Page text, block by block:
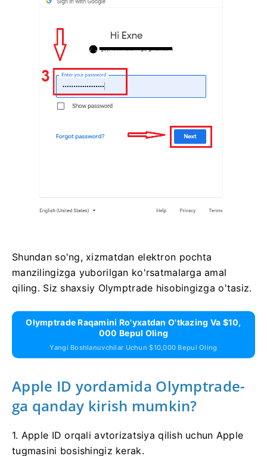
Shundan so'ng, xizmatdan elektron pochta
manzilingizga yuborilgan ko'rsatmalarga amal
qiling. Siz shaxsiy Olymptrade hisobingizga o'tasiz.
Olymptrade Raqamini Ro'yxatdan O'tkazing Va $10,
000 Bepul Oling
Yangi Boshlanuvchilar Uchun $10,000 Bepul Oling
Apple ID yordamida Olymptrade-
ga qanday kirish mumkin?
1. Apple ID orqali avtorizatsiya qilish uchun Apple
tugmasini bosishingiz kerak.